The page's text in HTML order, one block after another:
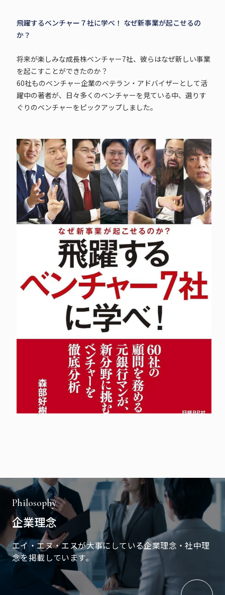
飛躍するベンチャー７社に学べ！ なぜ新事業が起こせるの
か？
将来が楽しみな成長株ベンチャー7社、彼らはなぜ新しい事業
を起こすことができたのか？
60社ものベンチャー企業のベテラン・アドバイザーとして活
躍中の著者が、日々多くのベンチャーを見ている中、選りす
ぐりのベンチャーをピックアップしました。
Philosophy
企業理念
エイ・エヌ・エスが大事にしている企業理念・社中理
念を掲載しています。